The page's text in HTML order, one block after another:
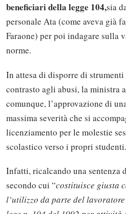
beneficiari della legge 104,sia
personale Ata (come aveva già
Faraone) per poi indagare
norme.
In attesa di disporre di
contrasto agli abusi, la ministra
comunque, l’approvazione di
massima severità che si
licenziamento per le molestie
scolastico verso i propri studenti.
Infatti, ricalcando una sentenza
secondo cui “costituisce giusta
l’utilizzo da parte del